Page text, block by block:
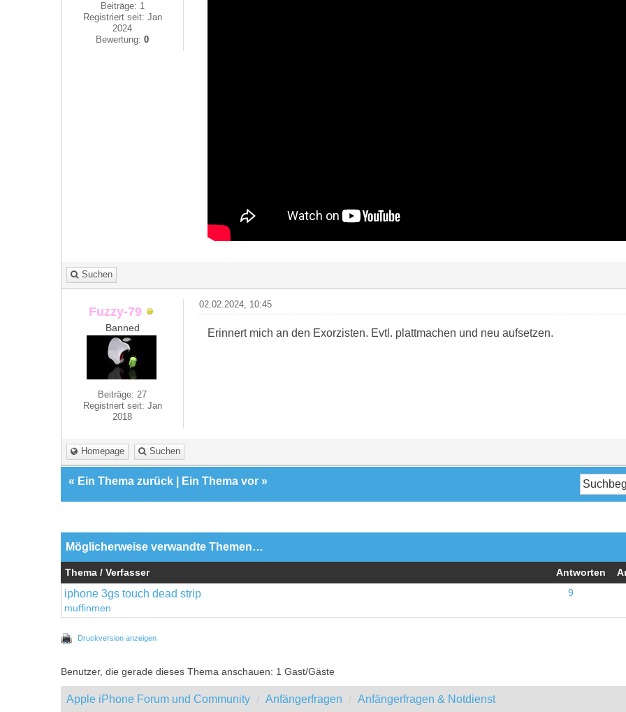
Beiträge: 1
Registriert seit: Jan
2024
Bewertung:0
Suchen
Fuzzy-79
Banned
Beiträge: 27
Registriert seit: Jan
2018
02.02.2024, 10:45
Erinnert mich an den Exorzisten. Evtl. plattmachen und neu aufsetzen.
Homepage Suchen
« Ein Thema zurück Ein Thema vor »
Möglicherweise verwandte Themen…
Thema / Verfasser Antworten
iphone 3gs touch dead strip
muffinmen
9
Druckversion anzeigen
Benutzer, die gerade dieses Thema anschauen: 1 Gast/Gäste
Apple iPhone Forum und Community Anfängerfragen Anfängerfragen & Notdienst